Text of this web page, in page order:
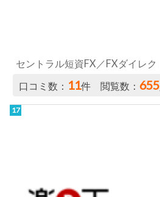
セントラル短資FX／FXダイレク
口コミ数： 11件 閲覧数： 655